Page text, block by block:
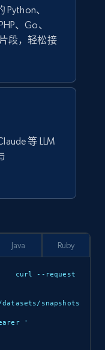
立即购买
Final
Reviews
Python、
、Go、
片段，轻松接
等 LLM
curl --request
snapshots
'
Java Ruby